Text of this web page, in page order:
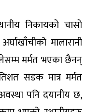
निकायको चासो
मालारानी
मर्मत भएका छैनन्
सडक मात्र मर्मत
पनि दयानीय छ,